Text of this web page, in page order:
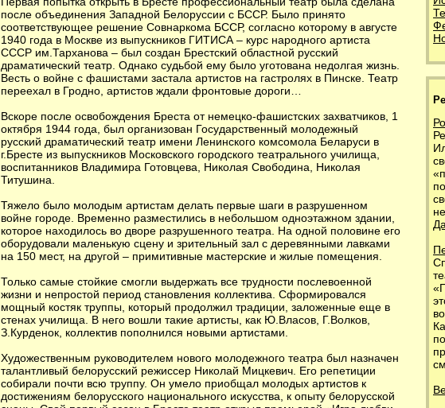
после объединения Западной Белоруссии с БССР. Было принято
соответствующее решение Совнаркома БССР, согласно которому в августе
1940 года в Москве из выпускников ГИТИСА – курс народного артиста
СССР им.Тарханова – был создан Брестский областной русский
драматический театр. Однако судьбой ему было уготована недолгая жизнь.
Весть о войне с фашистами застала артистов на гастролях в Пинске. Театр
переехал в Гродно, артистов ждали фронтовые дороги…
Вскоре после освобождения Бреста от немецко-фашистских захватчиков, 1
октября 1944 года, был организован Государственный молодежный
русский драматический театр имени Ленинского комсомола Беларуси в
г.Бресте из выпускников Московского городского театрального училища,
воспитанников Владимира Готовцева, Николая Свободина, Николая
Титушина.
Тяжело было молодым артистам делать первые шаги в разрушенном
войне городе. Временно разместились в небольшом одноэтажном здании,
которое находилось во дворе разрушенного театра. На одной половине его
оборудовали маленькую сцену и зрительный зал с деревянными лавками
на 150 мест, на другой – примитивные мастерские и жилые помещения.
Только самые стойкие смогли выдержать все трудности послевоенной
жизни и непростой период становления коллектива. Сформировался
мощный костяк труппы, который продолжил традиции, заложенные еще в
стенах училища. В него вошли такие артисты, как Ю.Власов, Г.Волков,
З.Курденок, коллектив пополнился новыми артистами.
Художественным руководителем нового молодежного театра был назначен
талантливый белорусский режиссер Николай Мицкевич. Его репетиции
собирали почти всю труппу. Он умело приобщал молодых артистов к
достижениям белорусского национального искусства, к опыту белорусской